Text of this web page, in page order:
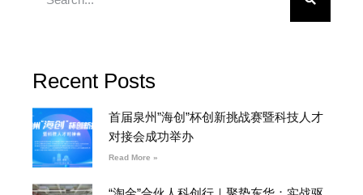
Recent Posts
首届泉州”海创”杯创新挑战赛暨科技人才
对接会成功举办
Read More »